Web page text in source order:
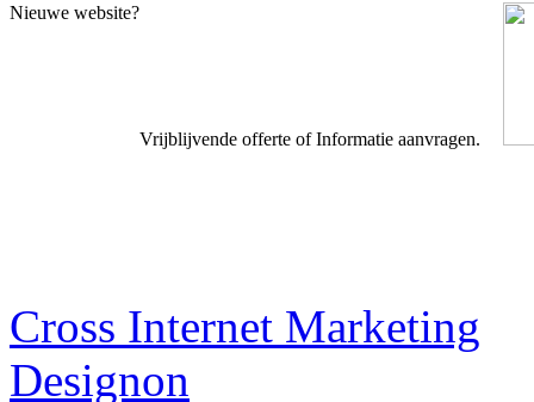
Nieuwe website?
Vrijblijvende offerte of Informatie aanvragen.
Cross Internet Marketing
Designon